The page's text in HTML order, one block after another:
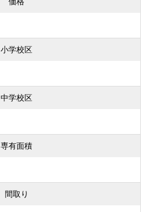
小学校区
中学校区
専有面積
間取り